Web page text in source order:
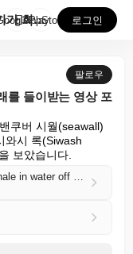
밴쿠버 앞바다에서 제트스키가 회색고래를 들이받는 영상 ...
AppStore 로그인
팔로우
를 들이받는 영상 포
쿠버 시월(seawall)
와시 록(Siwash
보았습니다.
Video captures jet ski striking grey whale in water off Vancouver